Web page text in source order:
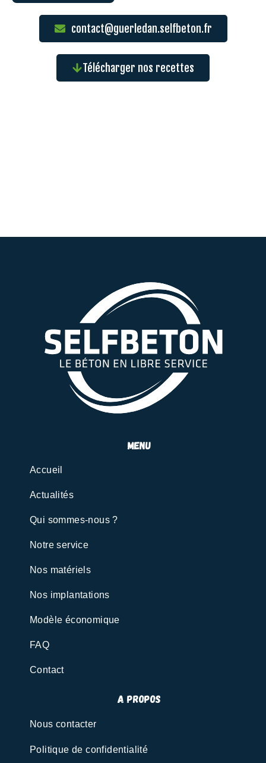
contact@guerledan.selfbeton.fr
Télécharger nos recettes
menu
Accueil
Actualités
Qui sommes-nous ?
Notre service
Nos matériels
Nos implantations
Modèle économique
FAQ
Contact
A propos
Nous contacter
Politique de confidentialité